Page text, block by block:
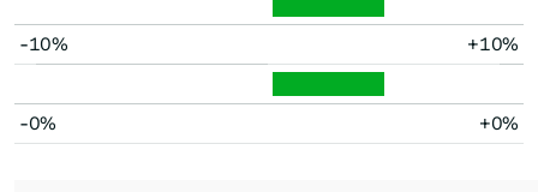
-10% +10%
-0% +0%